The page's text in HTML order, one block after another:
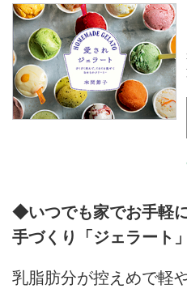
◆いつでも家でお手軽
手づくり「ジェラート
乳脂肪分が控えめで軽